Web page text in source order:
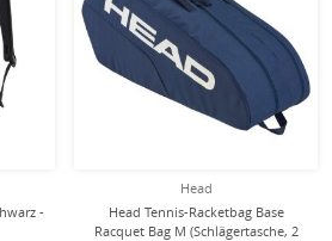
-
Head
Head Tennis-Racketbag Base
Racquet Bag M (Schlägertasche, 2